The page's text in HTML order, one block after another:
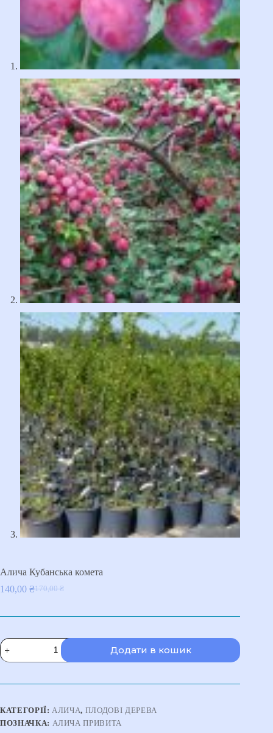
Алича Кубанська комета
170,00₴
Оригінальна
170,00 ₴.
140,00 ₴Поточна
140,00 ₴.
Алича
Кубанська
комета
Додати в кошик
КАТЕГОРІЇ: АЛИЧА, ПЛОДОВІ ДЕРЕВА
ПОЗНАЧКА: АЛИЧА ПРИВИТА